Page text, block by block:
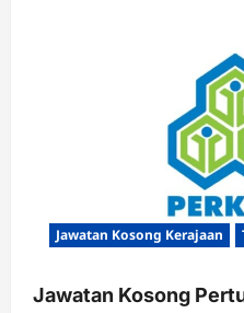
Jawatan Kosong Kerajaan
Jawatan Kosong